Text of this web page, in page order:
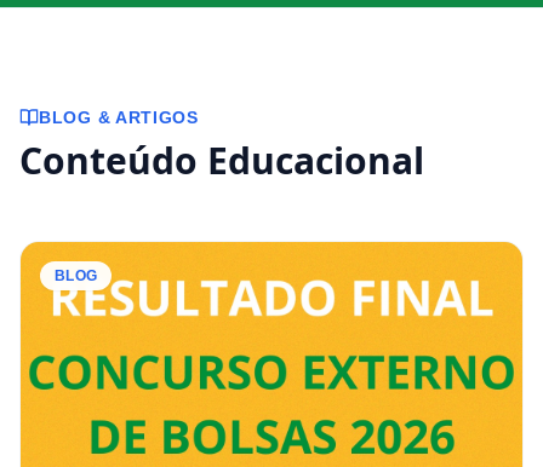
BLOG & ARTIGOS
Conteúdo Educacional
BLOG